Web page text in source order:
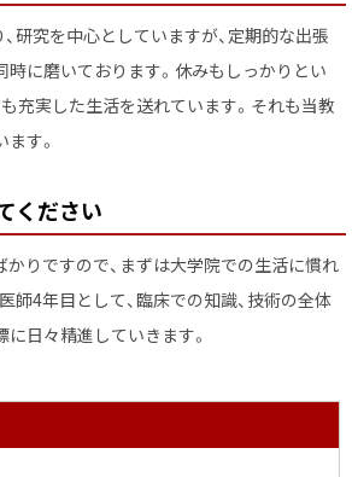
研究を中心としていますが、定期的な出張
時に磨いております。休みもしっかりとい
充実した生活を送れています。それも当教
す。
ください
りですので、まずは大学院での生活に慣れ
師4年目として、臨床での知識、技術の全体
日々精進していきます。